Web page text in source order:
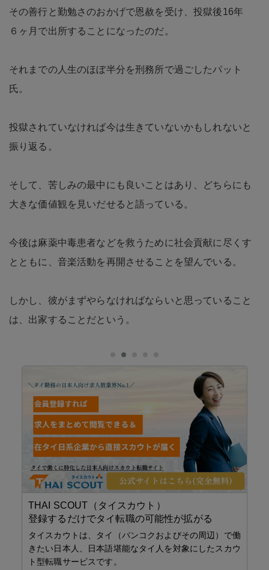
その善行と勤勉さのおかげで恩赦を受け、投獄後16年
６ヶ月で出所することになったのだ。
それまでの人生のほぼ半分を刑務所で過ごしたパット
氏。
投獄されていなければ今は生きていないかもしれないと
振り返る。
そして、苦しみの最中にも良いことはあり、どちらにも
大きな価値観を見いだせると語っている。
今後は麻薬中毒患者などを救うために社会貢献に尽くす
とともに、音楽活動を再開させることを望んでいる。
しかし、彼がまずやらなければならいと思っていること
は、出家することだという。
THAI SCOUT（タイスカウト）
登録するだけでタイ転職の可能性が拡がる
タイスカウトは、タイ（バンコクおよびその周辺）で働
きたい日本人、日本語堪能なタイ人を対象にしたスカウ
ト型転職サービスです。